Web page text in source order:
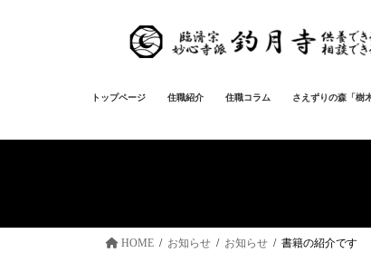
ス
ン
トップページ 住職紹介 住職コラム さえずりの森「樹
HOME お知らせ お知らせ 書籍の紹介です